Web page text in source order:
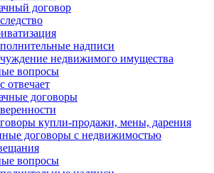
договор
надписи
недвижимого имущества
вопросы
отвечает
договоры
купли-продажи, мены, дарения
договоры с недвижимостью
вопросы